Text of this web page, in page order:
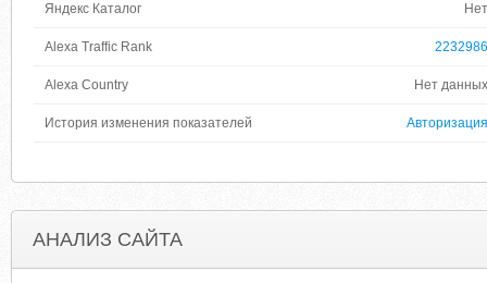
Яндекс Каталог Нет
Alexa Traffic Rank 2232986
Alexa Country Нет данных
История изменения показателей Авторизация
АНАЛИЗ САЙТА